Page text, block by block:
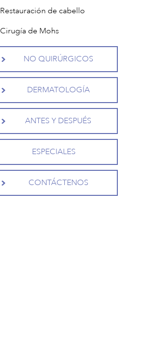
Restauración de cabello
Cirugía de Mohs
NO QUIRÚRGICOS
DERMATOLOGÍA
ANTES Y DESPUÉS
ESPECIALES
CONTÁCTENOS